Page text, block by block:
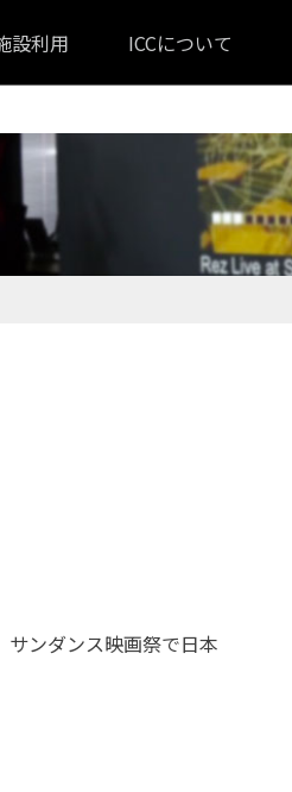
設利用 ICCについて
ンダンス映画祭で日本